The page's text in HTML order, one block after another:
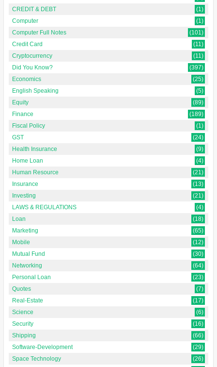
CREDIT & DEBT
(1)
Computer
(1)
Computer Full Notes
(101)
Credit Card
(11)
Cryptocurrency
(11)
Did You Know?
(397)
Economics
(25)
English Speaking
(5)
Equity
(89)
Finance
(189)
Fiscal Policy
(1)
GST
(24)
Health Insurance
(9)
Home Loan
(4)
Human Resource
(21)
Insurance
(13)
Investing
(21)
LAWS & REGULATIONS
(4)
Loan
(18)
Marketing
(65)
Mobile
(12)
Mutual Fund
(30)
Networking
(64)
Personal Loan
(23)
Quotes
(7)
Real-Estate
(17)
Science
(6)
Security
(16)
Shipping
(66)
Software-Development
(29)
Space Technology
(26)